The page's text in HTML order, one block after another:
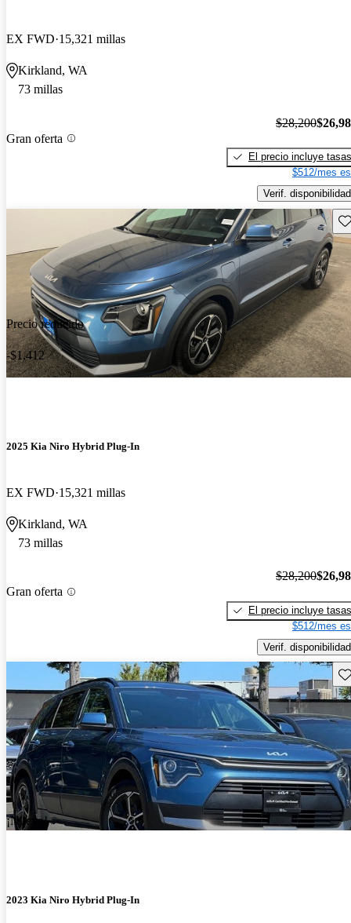
EX FWD 15,321 millas
Kirkland, WA
73 millas
Gran oferta
$28,200
El precio incluye tasas
$512/mes
Verif. disponibilidad
Precio reducido
-$1,412
2025 Kia Niro Hybrid Plug-In
EX FWD 15,321 millas
Kirkland, WA
73 millas
Gran oferta
$28,200
El precio incluye tasas
$512/mes
Verif. disponibilidad
¡Nuevo!
2023 Kia Niro Hybrid Plug-In